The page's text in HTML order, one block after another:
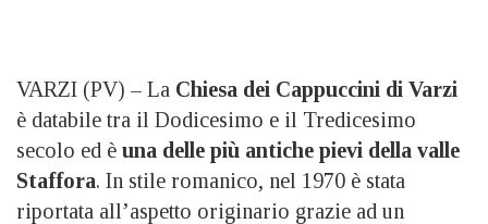
VARZI (PV) – La Chiesa dei Cappuccini di Varzi
è databile tra il Dodicesimo e il Tredicesimo
secolo ed è una delle più antiche pievi della valle
Staffora. In stile romanico, nel 1970 è stata
riportata all’aspetto originario grazie ad un